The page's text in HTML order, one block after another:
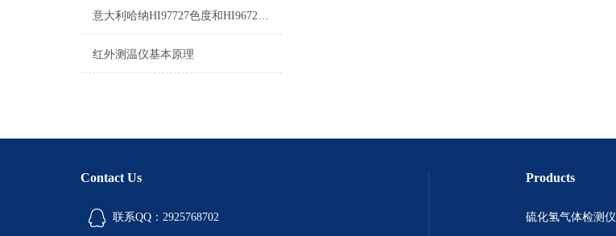
意大利哈纳HI97727色度和HI96727色度的区别
红外测温仪基本原理
Contact Us
联系QQ：2925768702
Products
硫化氢气体检测仪